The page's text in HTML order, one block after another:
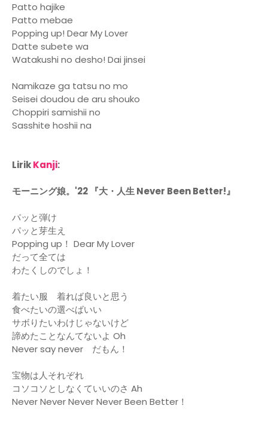
Patto hajike
Patto mebae
Popping up! Dear My Lover
Datte subete wa
Watakushi no desho! Dai jinsei
Namikaze ga tatsu no mo
Seisei doudou de aru shouko
Choppiri samishii no
Sasshite hoshii na
LirikKanji:
モーニング娘。'22 『大・人生 Never Been Better!』
パッと弾け
パッと芽生え
Popping up！ Dear My Lover
だって全ては
わたくしのでしょ！
着たい服 着れば良いと思う
食べたいの選べばいい
サボりたいわけじゃないけど
諦めたことなんてないよ Oh
Never say never だもん！
宝物は人それぞれ
コソコソとしなくていいのさ Ah
Never Never Never Never Been Better！